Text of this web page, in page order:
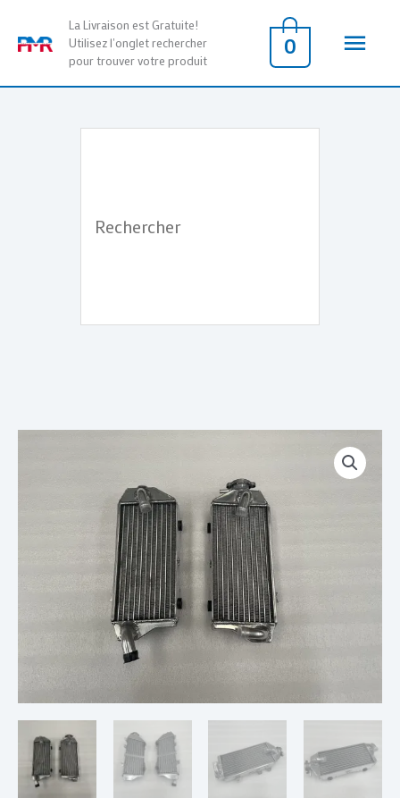
La Livraison est Gratuite!
Utilisez l'onglet rechercher
pour trouver votre produit
0
de
prix :
€ 115,00
à
€ 215,00
RADIATEUR
KAWASAKI
25
26
2024
2025